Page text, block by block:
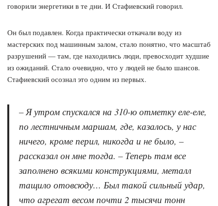
говорили энергетики в те дни. И Стафиевский говорил.
Он был подавлен. Когда практически откачали воду из
мастерских под машинным залом, стало понятно, что масштаб
разрушений — там, где находились люди, превосходит худшие
из ожиданий. Стало очевидно, что у людей не было шансов.
Стафиевский осознал это одним из первых.
– Я утром спускался на 310-ю отметку еле-еле,
по лестничным маршам, где, казалось, у нас
ничего, кроме перил, никогда и не было, –
рассказал он мне тогда. – Теперь там все
заполнено всякими конструкциями, металл
тащило отовсюду… Был такой сильный удар,
что агрегат весом почти 2 тысячи тонн